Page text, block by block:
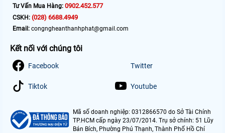
Tư Vấn Mua Hàng: 0902.452.577
CSKH: (028) 6688.4949
Email: congngheanthanhphat@gmail.com
Kết nối với chúng tôi
Facebook Twitter
Tiktok Youtube
Mã số doanh nghiệp: 0312866570 do Sở Tài Chính
TP.HCM cấp ngày 23/07/2014. Trụ sở chính: 51 Lũy
Bán Bích, Phường Phú Thạnh, Thành Phố Hồ Chí